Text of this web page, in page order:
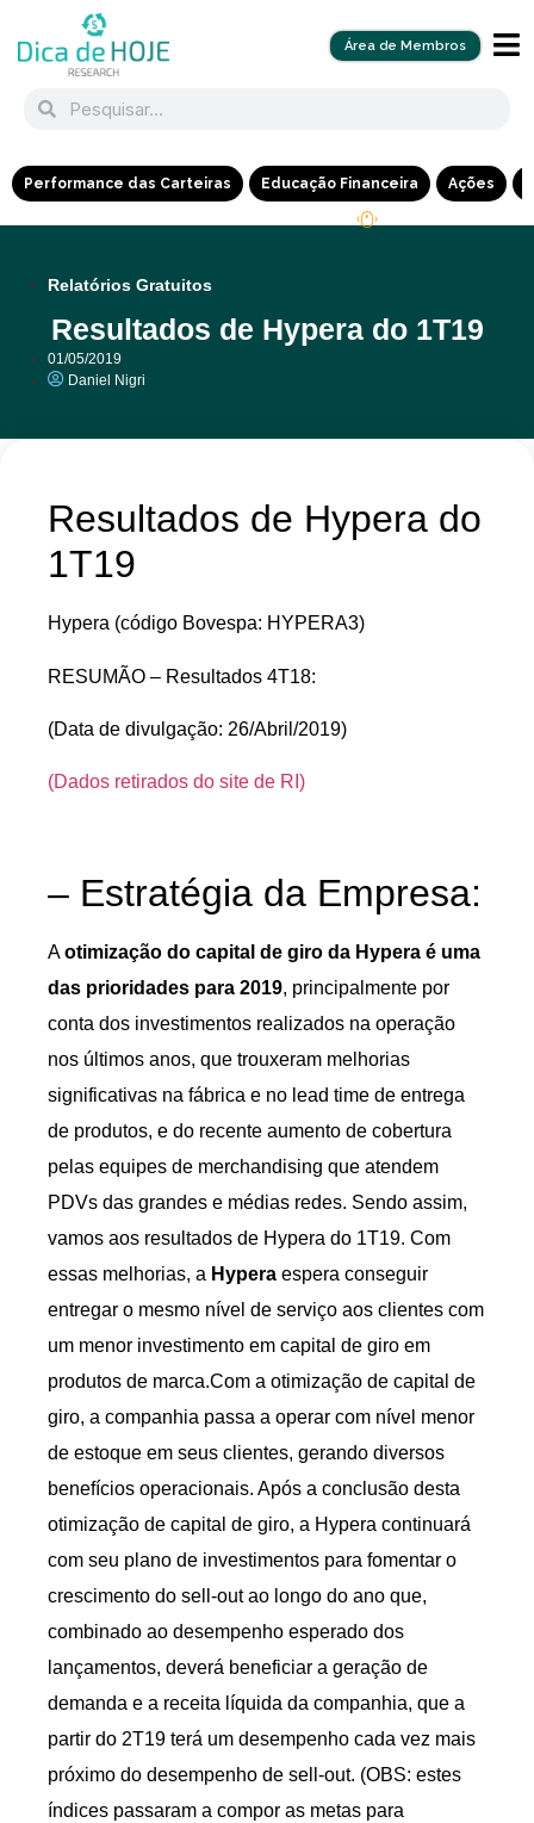
Área de Membros
Performance das Carteiras Educação Financeira Ações
Relatórios Gratuitos
Resultados de Hypera do 1T19
01/05/2019
Daniel Nigri
Resultados de Hypera do
1T19
Hypera (código Bovespa: HYPERA3)
RESUMÃO – Resultados 4T18:
(Data de divulgação: 26/Abril/2019)
(Dados retirados do site de RI)
– Estratégia da Empresa:
Aotimização do capital de giro da Hypera é uma
das prioridades para 2019, principalmente por
conta dos investimentos realizados na operação
nos últimos anos, que trouxeram melhorias
significativas na fábrica e no lead time de entrega
de produtos, e do recente aumento de cobertura
pelas equipes de merchandising que atendem
PDVs das grandes e médias redes. Sendo assim,
vamos aos resultados de Hypera do 1T19. Com
essas melhorias, a Hypera espera conseguir
entregar o mesmo nível de serviço aos clientes com
um menor investimento em capital de giro em
produtos de marca.Com a otimização de capital de
giro, a companhia passa a operar com nível menor
de estoque em seus clientes, gerando diversos
benefícios operacionais. Após a conclusão desta
otimização de capital de giro, a Hypera continuará
com seu plano de investimentos para fomentar o
crescimento do sell-out ao longo do ano que,
combinado ao desempenho esperado dos
lançamentos, deverá beneficiar a geração de
demanda e a receita líquida da companhia, que a
partir do 2T19 terá um desempenho cada vez mais
próximo do desempenho de sell-out. (OBS: estes
índices passaram a compor as metas para